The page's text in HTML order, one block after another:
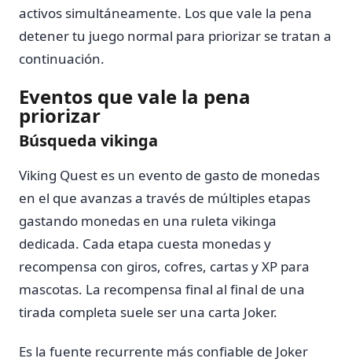
activos simultáneamente. Los que vale la pena
detener tu juego normal para priorizar se tratan a
continuación.
Eventos que vale la pena
priorizar
Búsqueda vikinga
Viking Quest es un evento de gasto de monedas
en el que avanzas a través de múltiples etapas
gastando monedas en una ruleta vikinga
dedicada. Cada etapa cuesta monedas y
recompensa con giros, cofres, cartas y XP para
mascotas. La recompensa final al final de una
tirada completa suele ser una carta Joker.
Es la fuente recurrente más confiable de Joker